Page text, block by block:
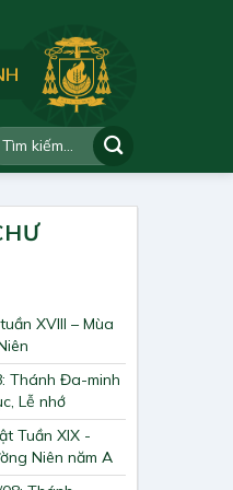
XVIII – Mùa
Thánh Đa-minh
Lễ nhớ
Tuần XIX -
Niên năm A